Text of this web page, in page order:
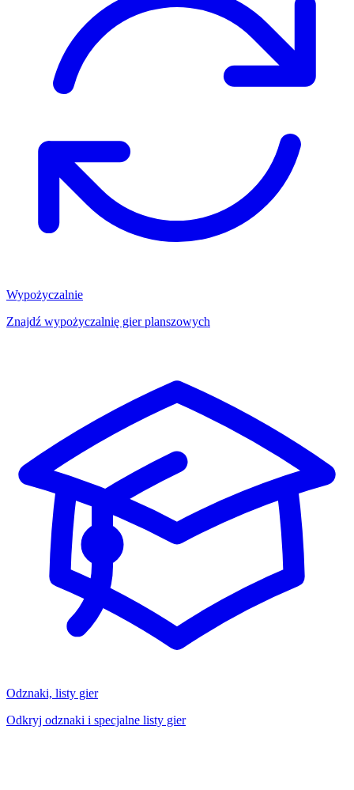
Wypożyczalnie
Znajdź wypożyczalnię gier planszowych
Odznaki, listy gier
Odkryj odznaki i specjalne listy gier